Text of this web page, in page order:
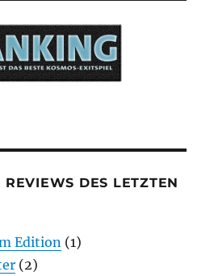
REVIEWS DES LETZTEN
Edition (1)
(2)